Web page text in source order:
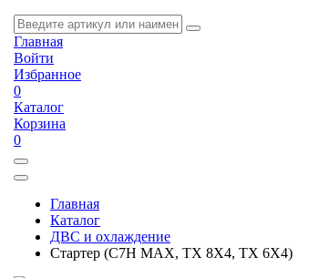
Главная
Войти
Избранное
0
Каталог
Корзина
0
Главная
Каталог
ДВС и охлаждение
Стартер (C7H MAX, TX 8X4, TX 6X4)